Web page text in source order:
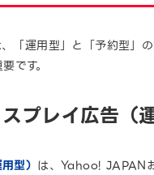
「運用型」と「予約型」
です。
プレイ広告（
型） は、Yahoo! JAPAN